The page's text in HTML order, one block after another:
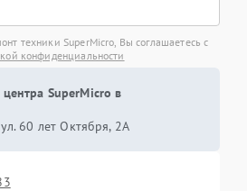
техники SuperMicro, Вы соглашаетесь с
конфиденциальности
SuperMicro в
60 лет Октября, 2А